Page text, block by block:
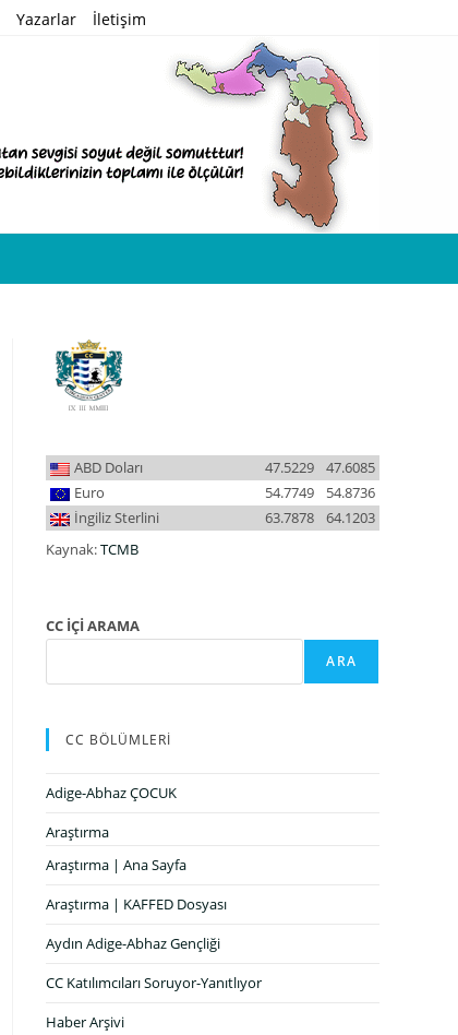
Yazarlar İletişim
ABD Doları 47.6085
47.5229
Euro
54.8736
54.7749
İngiliz Sterlini
64.1203
63.7878
Kaynak:TCMB
CC İÇİ ARAMA
ARA
CC BÖLÜMLERİ
Adige-Abhaz ÇOCUK
Araştırma
Araştırma | Ana Sayfa
Araştırma | KAFFED Dosyası
Aydın Adige-Abhaz Gençliği
CC Katılımcıları Soruyor-Yanıtlıyor
Haber Arşivi